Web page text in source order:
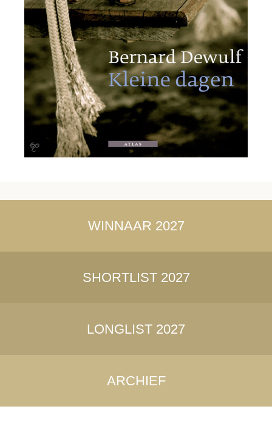
WINNAAR 2027
SHORTLIST 2027
LONGLIST 2027
ARCHIEF